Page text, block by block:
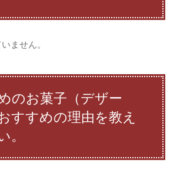
ません。
のお菓子（デザー
すすめの理由を教え
。